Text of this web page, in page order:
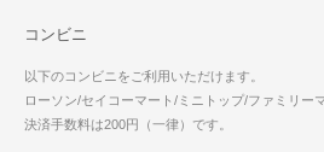
コンビニ
以下のコンビニをご利用いただけます。
ローソン/セイコーマート/ミニトップ/ファミリー
決済手数料は200円（一律）です。